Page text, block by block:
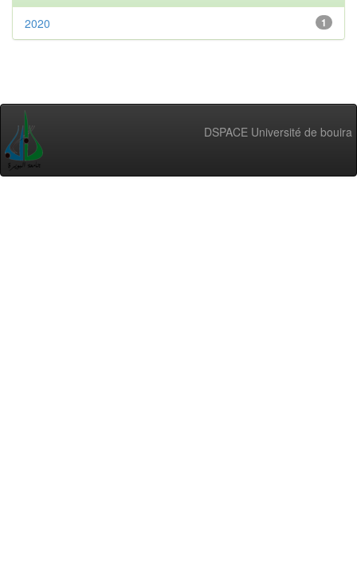
1
2020
DSPACE Université de bouira